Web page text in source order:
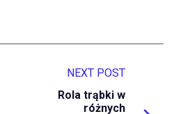
NEXT POST
Rola trąbki w
różnych